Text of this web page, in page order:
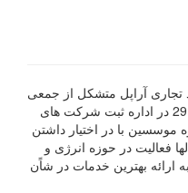
تجاری آراپل متشکل از جمعی
از مهندسین پویا و خلاق به شمار 29119 در اداره ثبت شرکت های
موسسین با در اختیار داشتن
فعالیت در حوزه انرژی و
ارائه بهترین خدمات در شاًن